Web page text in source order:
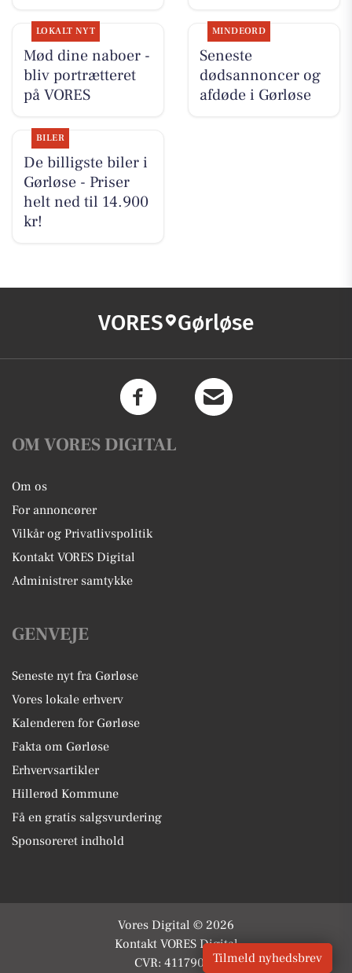
LOKALT NYT
Mød dine naboer -
bliv portrætteret
på VORES
MINDEORD
Seneste
dødsannoncer og
afdøde i Gørløse
BILER
De billigste biler i
Gørløse - Priser
helt ned til 14.900
kr!
VORES Gørløse
OM VORES DIGITAL
Om os
For annoncører
Vilkår og Privatlivspolitik
Kontakt VORES Digital
Administrer samtykke
GENVEJE
Seneste nyt fra Gørløse
Vores lokale erhverv
Kalenderen for Gørløse
Fakta om Gørløse
Erhvervsartikler
Hillerød Kommune
Få en gratis salgsvurdering
Sponsoreret indhold
Vores Digital © 2026
Kontakt VORES Digital
CVR: 41179082Tilmeld nyhedsbrev